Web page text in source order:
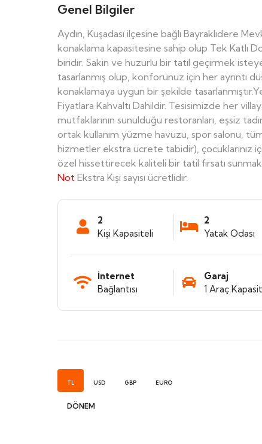
Genel Bilgiler
Aydın, Kuşadası ilçesine bağlı Bayraklıdere
konaklama kapasitesine sahip olup Tek Katlı
biridir. Sakin ve huzurlu bir tatil geçirmek
tasarlanmış olup, konforunuz için her ayrıntı
konaklamaya uygun bir şekilde
Fiyatlara Kahvaltı Dahildir. Tesisimizde her
mutfaklarının sunulduğu restoranları, eşsiz
ortak kullanım yüzme havuzu, spor salonu,
hizmetler ekstra ücrete tabidir), çocuklarınız
özel hissettirecek kaliteli bir tatil fırsatı
Not Ekstra Kişi sayısı ücretlidir.
2
Kişi Kapasiteli
2
Yatak Odası
İnternet
Bağlantısı
Garaj
1 Araç
TL USD GBP EURO
DÖNEM